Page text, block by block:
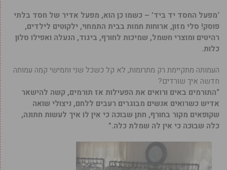
‘מפעל החסד יד ביד’ – כשמו כן הוא, מפעל אדיר של חסד בלתי
פוסק! סלי מזון, ארוחות חמות בבית התמחוי, ילקוטים לילדים,
רהיטים ומוצרי חשמל, שמיכות לחורף, ביגוד, הנעלה ואפילו סלון
כלות.
העמותה מתקיימת רק מתרומות, לא קל כשכל שני וחמישי קמה עמותה
חדשה איך שורדים?
“התורמים באים ורואים את הפעילות אז תורמים, קשה להישאר
אדיש כשרואים אנשים מבוגרים רעבים ללחם, ניצולי שואה
שקופאים מקור בחורף, חתן שבוכה כי אין לו איך לעשות חתונה,
כלה שבוכה כי אין לה שמלת כלה.”